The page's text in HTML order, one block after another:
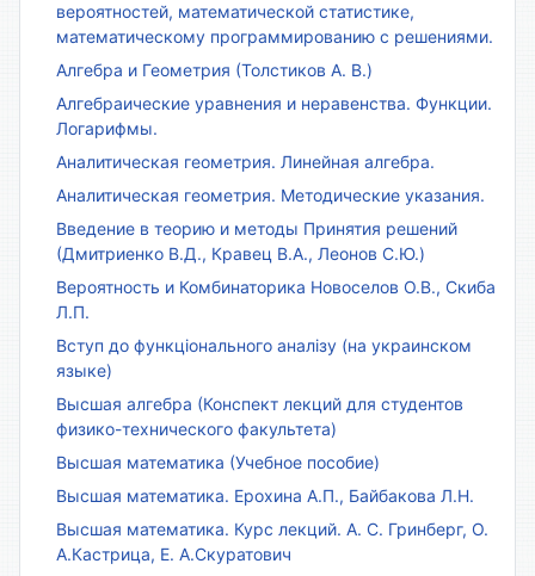
вероятностей, математической статистике,
математическому программированию с решениями.
Алгебра и Геометрия (Толстиков А. В.)
Алгебраические уравнения и неравенства. Функции.
Логарифмы.
Аналитическая геометрия. Линейная алгебра.
Аналитическая геометрия. Методические указания.
Введение в теорию и методы Принятия решений
(Дмитриенко В.Д., Кравец В.А., Леонов С.Ю.)
Вероятность и Комбинаторика Новоселов О.В., Скиба
Л.П.
Вступ до функціонального аналізу (на украинском
языке)
Высшая алгебра (Конспект лекций для студентов
физико-технического факультета)
Высшая математика (Учебное пособие)
Высшая математика. Ерохина А.П., Байбакова Л.Н.
Высшая математика. Курс лекций. А. С. Гринберг, О.
А.Кастрица, Е. А.Скуратович